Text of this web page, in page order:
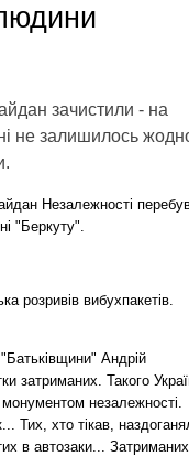
зачистили - на
не залишилось
Незалежності
"Беркуту".
розривів вибухпакетів.
Андрій
затриманих. Такого
незалежності.
Тих, хто тікав,
в автозаки... Затриманих